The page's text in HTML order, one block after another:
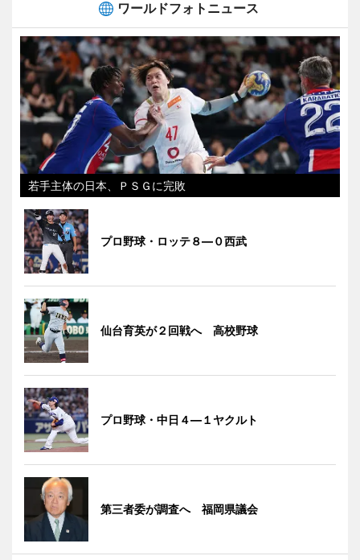
ワールドフォトニュース
若手主体の日本、ＰＳＧに完敗
プロ野球・ロッテ８―０西武
仙台育英が２回戦へ 高校野球
プロ野球・中日４―１ヤクルト
第三者委が調査へ 福岡県議会